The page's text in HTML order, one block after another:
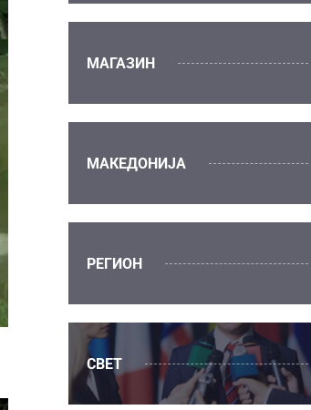
МАГАЗИН
МАКЕДОНИЈА
РЕГИОН
СВЕТ